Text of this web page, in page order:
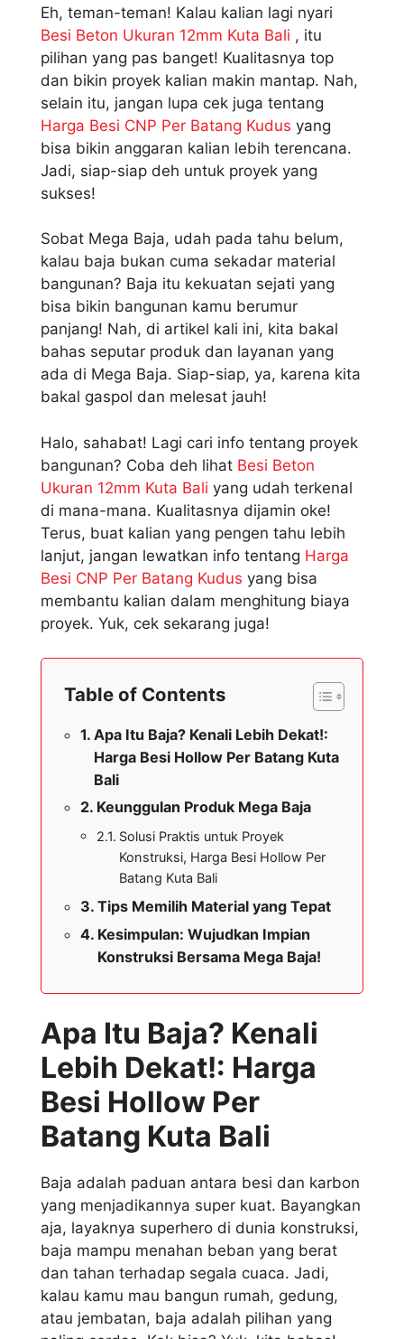
Eh, teman-teman! Kalau kalian lagi nyari
Besi Beton Ukuran 12mm Kuta Bali , itu
pilihan yang pas banget! Kualitasnya top
dan bikin proyek kalian makin mantap. Nah,
selain itu, jangan lupa cek juga tentang
Harga Besi CNP Per Batang Kudus yang
bisa bikin anggaran kalian lebih terencana.
Jadi, siap-siap deh untuk proyek yang
sukses!
Sobat Mega Baja, udah pada tahu belum,
kalau baja bukan cuma sekadar material
bangunan? Baja itu kekuatan sejati yang
bisa bikin bangunan kamu berumur
panjang! Nah, di artikel kali ini, kita bakal
bahas seputar produk dan layanan yang
ada di Mega Baja. Siap-siap, ya, karena kita
bakal gaspol dan melesat jauh!
Halo, sahabat! Lagi cari info tentang proyek
bangunan? Coba deh lihat Besi Beton
Ukuran 12mm Kuta Bali yang udah terkenal
di mana-mana. Kualitasnya dijamin oke!
Terus, buat kalian yang pengen tahu lebih
lanjut, jangan lewatkan info tentang Harga
Besi CNP Per Batang Kudus yang bisa
membantu kalian dalam menghitung biaya
proyek. Yuk, cek sekarang juga!
Table of Contents
Apa Itu Baja? Kenali Lebih Dekat!:
Harga Besi Hollow Per Batang Kuta
Bali
Keunggulan Produk Mega Baja
Solusi Praktis untuk Proyek
Konstruksi, Harga Besi Hollow Per
Batang Kuta Bali
Tips Memilih Material yang Tepat
Kesimpulan: Wujudkan Impian
Konstruksi Bersama Mega Baja!
Apa Itu Baja? Kenali
Lebih Dekat!: Harga
Besi Hollow Per
Batang Kuta Bali
Baja adalah paduan antara besi dan karbon
yang menjadikannya super kuat. Bayangkan
aja, layaknya superhero di dunia konstruksi,
baja mampu menahan beban yang berat
dan tahan terhadap segala cuaca. Jadi,
kalau kamu mau bangun rumah, gedung,
atau jembatan, baja adalah pilihan yang